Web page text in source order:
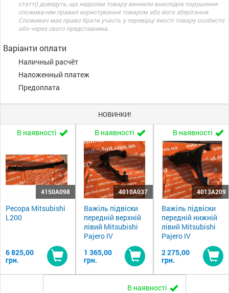
статті) доведуть, що недоліки товару виникли внаслідок порушення
споживачем правил користування товаром або його зберігання.
Споживач має право брати участь у перевірці якості товару особисто
або через свого представника.
Варіанти оплати
Наличный расчёт
Наложенный платеж
Предоплата
НОВИНКИ!
В наявності
4150A098
Ресора Mitsubishi
L200
6 825,00
грн.
Купити
В наявності
4010A037
Важіль підвіски
передній верхній
лівий Mitsubishi
Pajero IV
1 365,00
грн.
Купити
В наявності
4013A209
Важіль підвіски
передній нижній
лівий Mitsubishi
Pajero IV
2 275,00
грн.
В наявності